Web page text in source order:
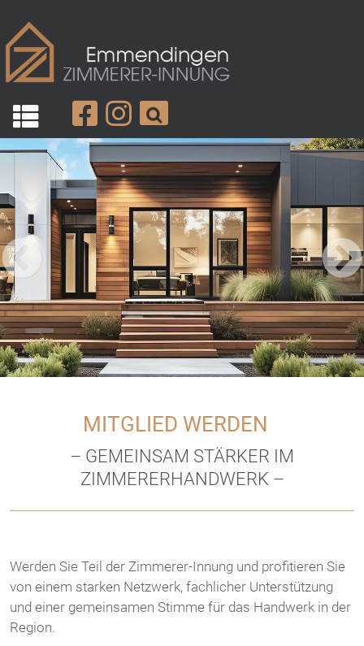
Die Innung
Mitglieder
Zimmererhandwerk
Karriere
Aktuelles
Kontakt
Datenschutz
MITGLIED WERDEN
– GEMEINSAM STÄRKER IM
ZIMMERERHANDWERK –
Werden Sie Teil der Zimmerer-Innung und profitieren Sie
von einem starken Netzwerk, fachlicher Unterstützung
und einer gemeinsamen Stimme für das Handwerk in der
Region.